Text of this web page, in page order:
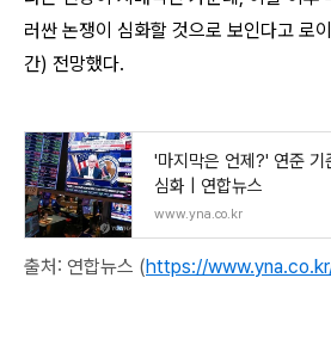
러싼 논쟁이 심화할 것으로 보인다고 로
간) 전망했다.
'마지막은 언제?' 연준 기
심화 | 연합뉴스
www.yna.co.kr
출처: 연합뉴스 (https://